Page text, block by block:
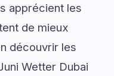
apprécient les
de mieux
découvrir les
Wetter Dubai